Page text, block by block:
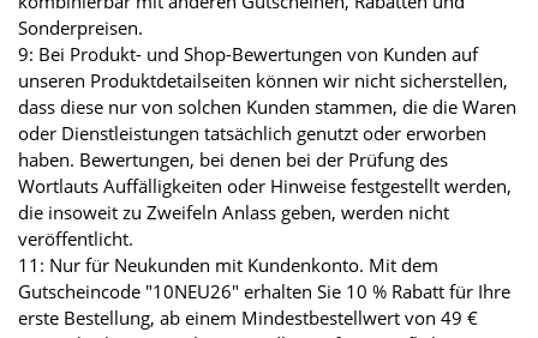
Sonderpreisen.
9: Bei Produkt- und Shop-Bewertungen von Kunden auf
unseren Produktdetailseiten können wir nicht sicherstellen,
dass diese nur von solchen Kunden stammen, die die Waren
oder Dienstleistungen tatsächlich genutzt oder erworben
haben. Bewertungen, bei denen bei der Prüfung des
Wortlauts Auffälligkeiten oder Hinweise festgestellt werden,
die insoweit zu Zweifeln Anlass geben, werden nicht
veröffentlicht.
11: Nur für Neukunden mit Kundenkonto. Mit dem
Gutscheincode "10NEU26" erhalten Sie 10 % Rabatt für Ihre
erste Bestellung, ab einem Mindestbestellwert von 49 €